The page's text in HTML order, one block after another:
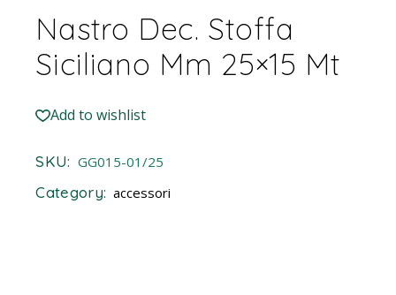
Nastro Dec. Stoffa
Siciliano Mm 25×15 Mt
Add to wishlist
SKU: GG015-01/25
Category: accessori